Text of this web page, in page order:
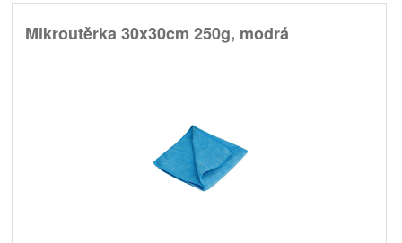
Mikroutěrka 30x30cm 250g, modrá